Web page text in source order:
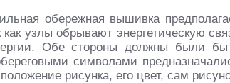
обережная вышивка
узлы обрывают энергетическую
Обе стороны должны были
символами
рисунка, его цвет, сам